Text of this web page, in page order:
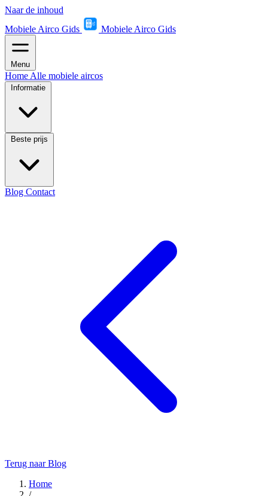
Naar de inhoud
Mobiele Airco Gids
Mobiele Airco Gids
Menu
Home Alle mobiele aircos
Informatie
Beste prijs
Blog Contact
Terug naar Blog
Home